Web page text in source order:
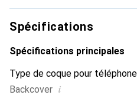
internationalement pour ses
constitue un choix fiable pour
Spécifications
Spécifications principales
Type de coque pour
Backcover i